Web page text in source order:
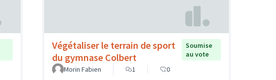
Végétaliser le terrain de sport
du gymnase Colbert
Soumise
au vote
Morin Fabien
1 0